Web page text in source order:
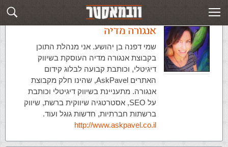
אנגורה מדיה
שמי דפנה בן יהושע. אני מנהלת התוכן
בקבוצת אנגורה מדיה העוסקת בשיווק
דיגיטלי, וכותבת קבועה לבלוג קידום
האתרים AskPavel, שהינו חלק מקבוצת
אנגורה. מתעניינת בשיווק דיגיטלי וכותבת
על SEO, אסטרטגיה שיווקית ברשת, שיווק
ברשתות חברתיות, חדשות גוגל ועוד.
http://www.askpavel.co.il